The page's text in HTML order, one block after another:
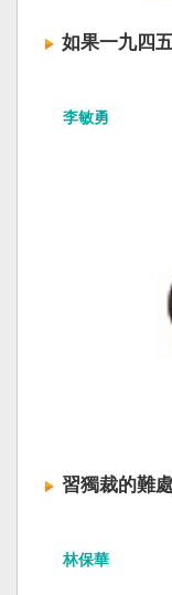
如果一九四
李敏勇
習獨裁的難
林保華